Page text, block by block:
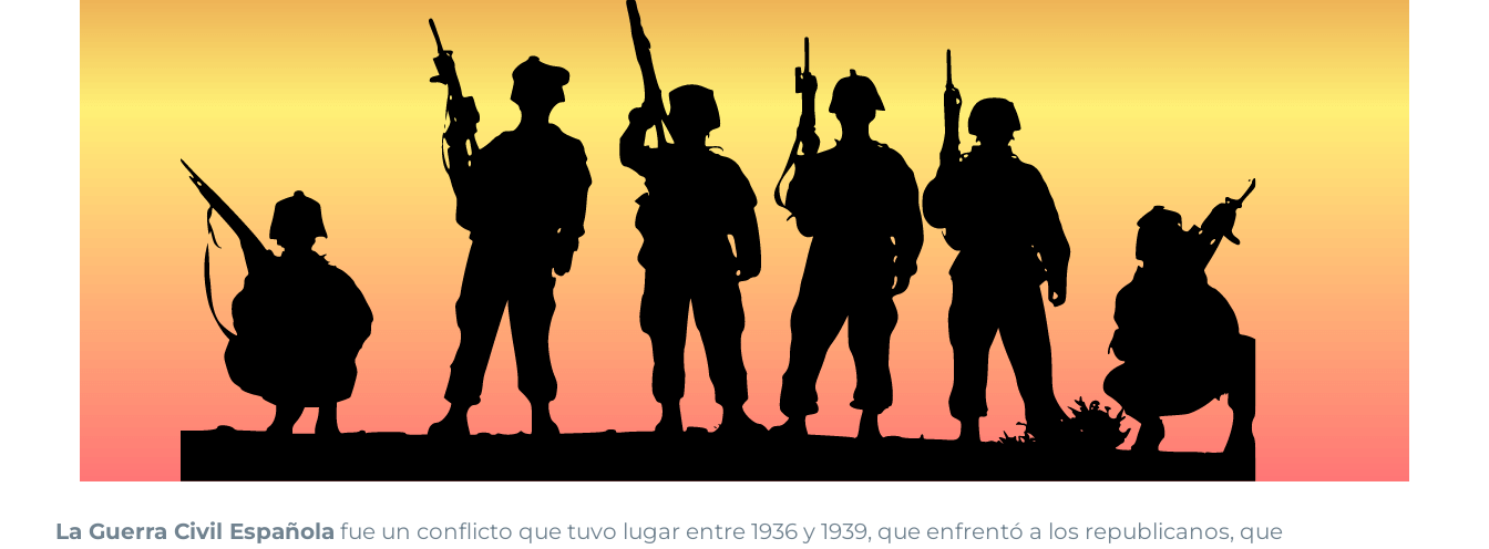
La Guerra Civil Española fue un conflicto que tuvo lugar entre 1936 y 1939, que enfrentó a los republicanos, que